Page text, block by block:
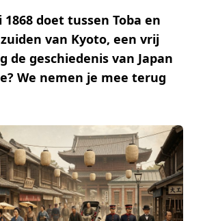
1868 doet tussen Toba en
van Kyoto, een vrij
de geschiedenis van Japan
We nemen je mee terug